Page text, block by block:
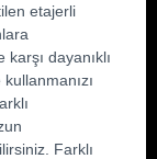
etajerli
dayanıklı
Farklı